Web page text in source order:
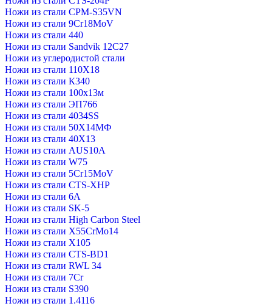
Ножи из стали CPM-S35VN
Ножи из стали 9Cr18MoV
Ножи из стали 440
Ножи из стали Sandvik 12C27
Ножи из углеродистой стали
Ножи из стали 110Х18
Ножи из стали К340
Ножи из стали 100х13м
Ножи из стали ЭП766
Ножи из стали 4034SS
Ножи из стали 50Х14МФ
Ножи из стали 40Х13
Ножи из стали AUS10A
Ножи из стали W75
Ножи из стали 5Cr15MoV
Ножи из стали CTS-XHP
Ножи из стали 6A
Ножи из стали SK-5
Ножи из стали High Carbon Steel
Ножи из стали X55CrMo14
Ножи из стали Х105
Ножи из стали CTS-BD1
Ножи из стали RWL 34
Ножи из стали 7Cr
Ножи из стали S390
Ножи из стали 1.4116